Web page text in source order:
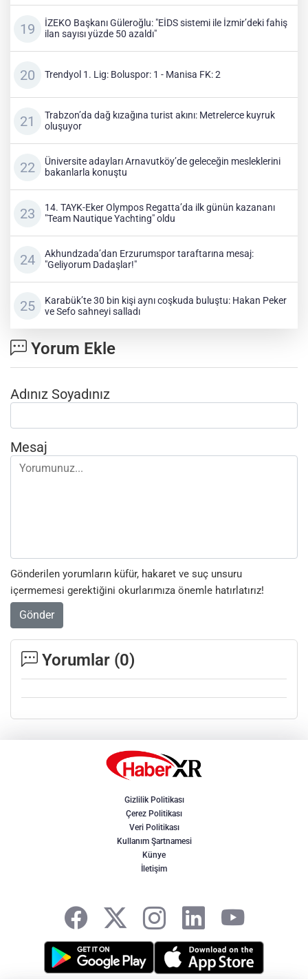
İZEKO Başkanı Güleroğlu: "EİDS sistemi ile İzmir’deki fahiş
ilan sayısı yüzde 50 azaldı"
Trendyol 1. Lig: Boluspor: 1 - Manisa FK: 2
Trabzon’da dağ kızağına turist akını: Metrelerce kuyruk
oluşuyor
Üniversite adayları Arnavutköy’de geleceğin mesleklerini
bakanlarla konuştu
14. TAYK-Eker Olympos Regatta’da ilk günün kazananı
"Team Nautique Yachting" oldu
Akhundzada’dan Erzurumspor taraftarına mesaj:
"Geliyorum Dadaşlar!"
Karabük’te 30 bin kişi aynı coşkuda buluştu: Hakan Peker
ve Sefo sahneyi salladı
Yorum Ekle
Adınız Soyadınız
Mesaj
Gönderilen yorumların küfür, hakaret ve suç unsuru
içermemesi gerektiğini okurlarımıza önemle hatırlatırız!
Gönder
Yorumlar (0)
Gizlilik Politikası
Çerez Politikası
Veri Politikası
Kullanım Şartnamesi
Künye
İletişim